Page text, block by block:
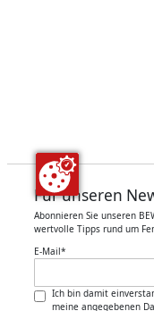
Für unseren
Abonnieren Sie unseren
wertvolle Tipps rund um
E-Mail*
Ich bin damit
meine angegebenen